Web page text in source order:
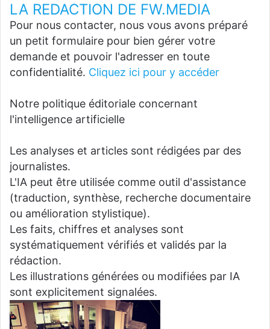
LA REDACTION DE FW.MEDIA
Pour nous contacter, nous vous avons préparé
un petit formulaire pour bien gérer votre
demande et pouvoir l'adresser en toute
confidentialité. Cliquez ici pour y accéder
Notre politique éditoriale concernant
l'intelligence artificielle
Les analyses et articles sont rédigées par des
journalistes.
L'IA peut être utilisée comme outil d'assistance
(traduction, synthèse, recherche documentaire
ou amélioration stylistique).
Les faits, chiffres et analyses sont
systématiquement vérifiés et validés par la
rédaction.
Les illustrations générées ou modifiées par IA
sont explicitement signalées.